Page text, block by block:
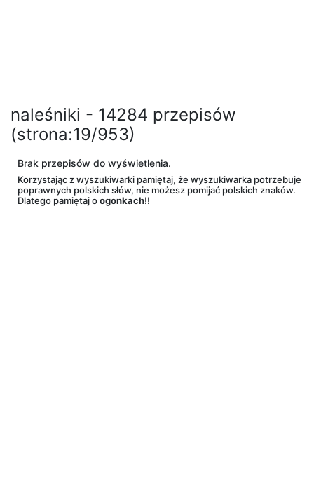
naleśniki - 14284 przepisów
(strona:19/953)
Brak przepisów do wyświetlenia.
Korzystając z wyszukiwarki pamiętaj, że wyszukiwarka potrzebuje
poprawnych polskich słów, nie możesz pomijać polskich znaków.
Dlatego pamiętaj oogonkach!!